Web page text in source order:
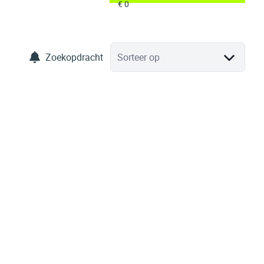
Zoekopdracht Sorteer op